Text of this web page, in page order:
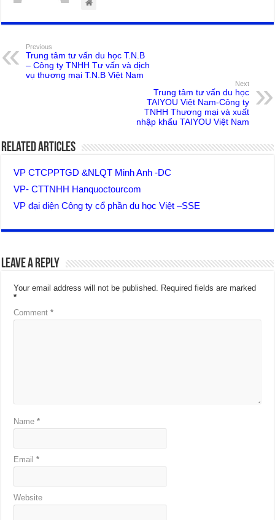
Previous
Trung tâm tư vấn du học T.N.B
– Công ty TNHH Tư vấn và dịch
vụ thương mại T.N.B Việt Nam
Next
Trung tâm tư vấn du học
TAIYOU Việt Nam-Công ty
TNHH Thương mại và xuất
nhập khẩu TAIYOU Việt Nam
Related Articles
VP CTCPPTGD &NLQT Minh Anh -DC
VP- CTTNHH Hanquoctourcom
VP đại diện Công ty cổ phần du học Việt –SSE
Leave a Reply
Your email address will not be published. Required fields are marked
*
Comment*
Name*
Email*
Website